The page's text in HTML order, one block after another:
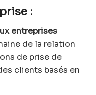
:
entreprises
de la relation
de prise de
clients basés en